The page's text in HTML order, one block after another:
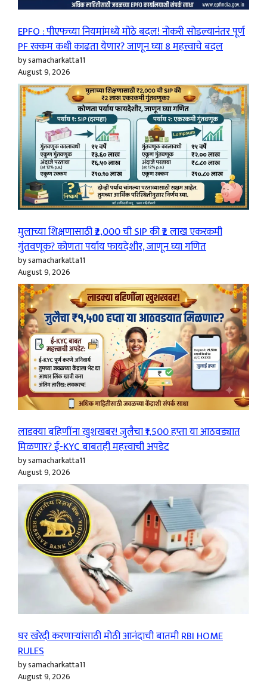
EPFO : पीएफच्या नियमांमध्ये मोठे बदल! नोकरी सोडल्यानंतर पूर्ण
PF रक्कम कधी काढता येणार? जाणून घ्या 8 महत्त्वाचे बदल
by samacharkatta11
August 9, 2026
मुलाच्या शिक्षणासाठी ₹2,000 ची SIP की ₹2 लाख एकरकमी
गुंतवणूक? कोणता पर्याय फायदेशीर, जाणून घ्या गणित
by samacharkatta11
August 9, 2026
लाडक्या बहिणींना खुशखबर! जुलैचा ₹1,500 हप्ता या आठवड्यात
मिळणार? ई-KYC बाबतही महत्त्वाची अपडेट
by samacharkatta11
August 9, 2026
घर खरेदी करणाऱ्यांसाठी मोठी आनंदाची बातमी RBI HOME
RULES
by samacharkatta11
August 9, 2026